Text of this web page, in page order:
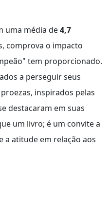
uma média de4,7
comprova o impacto
tem proporcionado.
a perseguir seus
inspirados pelas
destacaram em suas
um livro; é um convite a
atitude em relação aos